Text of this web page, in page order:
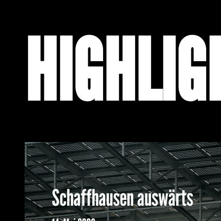
Schaffhausen auswärts